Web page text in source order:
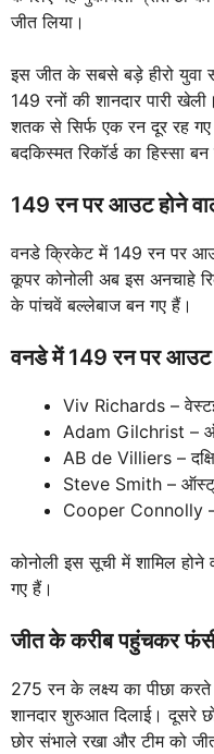
जीत लिया।
इस जीत के सबसे बड़े हीरो युवा
149 रनों की शानदार पारी
शतक से सिर्फ एक रन दूर रह
बदकिस्मत रिकॉर्ड का हिस्सा बन
149 रन पर आउट होने
वनडे क्रिकेट में 149 रन पर आउट
कूपर कोनोली अब इस अनचाहे
के पांचवें बल्लेबाज बन गए हैं।
वनडे में 149 रन पर आउट
Viv Richards –
Adam Gilchrist –
AB de Villiers –
Steve Smith –
Cooper Connolly
कोनोली इस सूची में शामिल
गए हैं।
जीत के करीब पहुंचकर
275 रन के लक्ष्य का पीछा
शानदार शुरुआत दिलाई। दूसरे
छोर संभाले रखा और टीम को